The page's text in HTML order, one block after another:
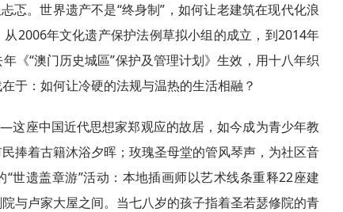
忑。世界遗产不是“终身制”，如何让老建筑在现代化浪
2006年文化遗产保护法例草拟小组的成立，到2014年
《“澳门历史城區”保护及管理计划》生效，用十八年织
于：如何让冷硬的法规与温热的生活相融？
座中国近代思想家郑观应的故居，如今成为青少年教
捧着古籍沐浴夕晖；玫瑰圣母堂的管风琴声，为社区音
世遗盖章游”活动：本地插画师以艺术线条重释22座建
与卢家大屋之间。当七八岁的孩子指着圣若瑟修院的青